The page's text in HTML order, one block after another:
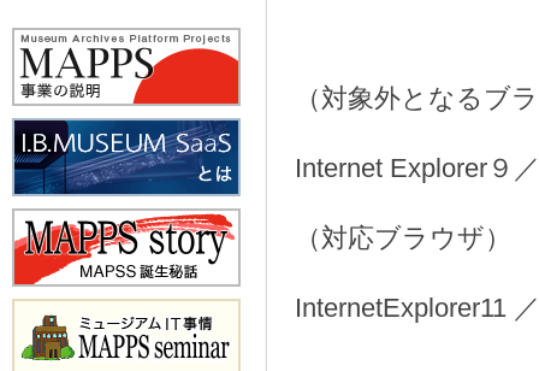
（対象外となるブ
Internet Explorer９
（対応ブラウザ）
InternetExplorer11